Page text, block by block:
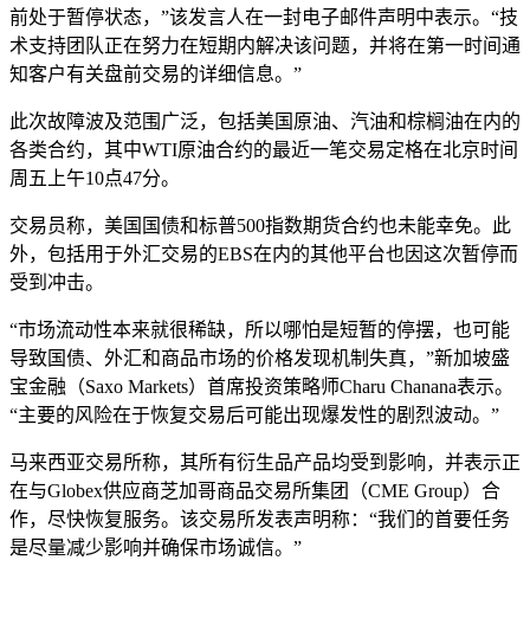
前处于暂停状态，”该发言人在一封电子邮件声明中表示。“技
术支持团队正在努力在短期内解决该问题，并将在第一时间通
知客户有关盘前交易的详细信息。”
此次故障波及范围广泛，包括美国原油、汽油和棕榈油在内的
各类合约，其中WTI原油合约的最近一笔交易定格在北京时间
周五上午10点47分。
交易员称，美国国债和标普500指数期货合约也未能幸免。此
外，包括用于外汇交易的EBS在内的其他平台也因这次暂停而
受到冲击。
“市场流动性本来就很稀缺，所以哪怕是短暂的停摆，也可能
导致国债、外汇和商品市场的价格发现机制失真，”新加坡盛
宝金融（Saxo Markets）首席投资策略师Charu Chanana表示。
“主要的风险在于恢复交易后可能出现爆发性的剧烈波动。”
马来西亚交易所称，其所有衍生品产品均受到影响，并表示正
在与Globex供应商芝加哥商品交易所集团（CME Group）合
作，尽快恢复服务。该交易所发表声明称：“我们的首要任务
是尽量减少影响并确保市场诚信。”